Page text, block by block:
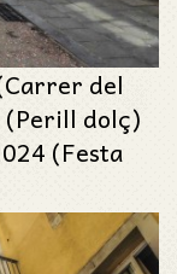
del
(Perill dolç)
(Festa